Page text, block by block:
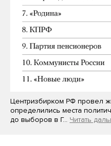
Центризбирком РФ провел
определились места
до выборов в Г… Читать